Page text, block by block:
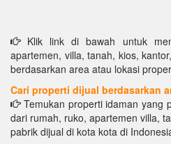
Klik link di bawah untuk
apartemen, villa, tanah, kios,
berdasarkan area atau lokasi
Cari properti dijual berdasarkan
Temukan properti idaman yang
dari rumah, ruko, apartemen villa,
pabrik dijual di kota kota di